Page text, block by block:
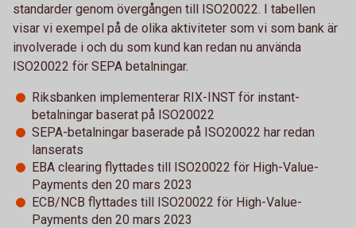
standarder genom övergången till ISO20022. I tabellen
visar vi exempel på de olika aktiviteter som vi som bank är
involverade i och du som kund kan redan nu använda
ISO20022 för SEPA betalningar.
Riksbanken implementerar RIX-INST för instant-
betalningar baserat på ISO20022
SEPA-betalningar baserade på ISO20022 har redan
lanserats
EBA clearing flyttades till ISO20022 för High-Value-
Payments den 20 mars 2023
ECB/NCB flyttades till ISO20022 för High-Value-
Payments den 20 mars 2023